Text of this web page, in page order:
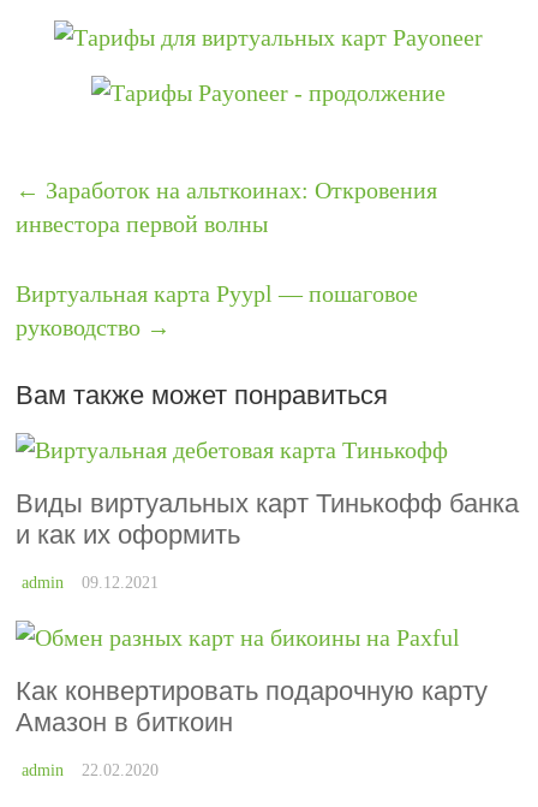
← Заработок на альткоинах: Откровения
инвестора первой волны
Виртуальная карта Pyypl — пошаговое
руководство →
Вам также может понравиться
Виды виртуальных карт Тинькофф банка
и как их оформить
admin 09.12.2021
Как конвертировать подарочную карту
Амазон в биткоин
admin 22.02.2020